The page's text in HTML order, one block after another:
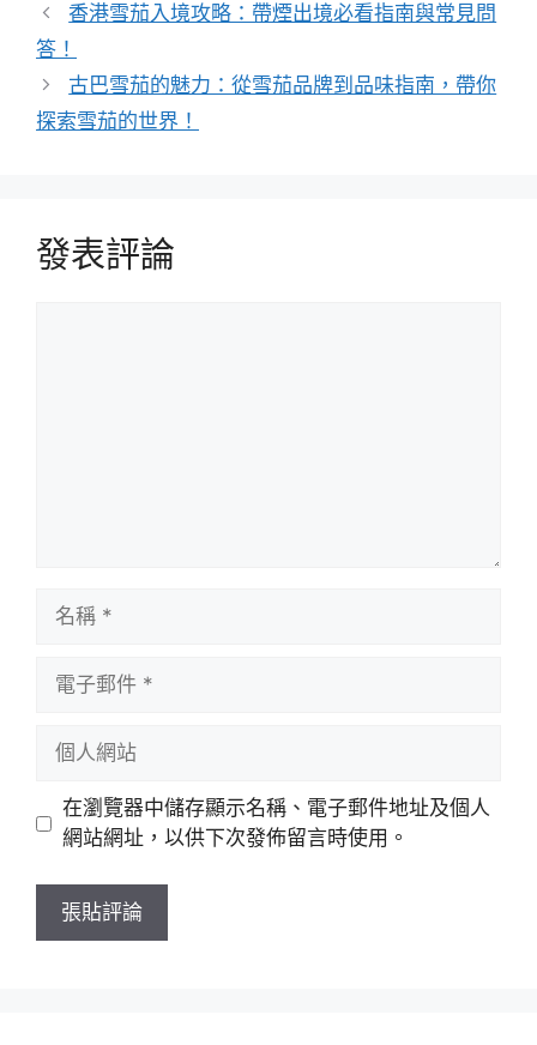
香港雪茄入境攻略：帶煙出境必看指南與常見問
答！
古巴雪茄的魅力：從雪茄品牌到品味指南，帶你
探索雪茄的世界！
發表評論
站
在瀏覽器中儲存顯示名稱、電子郵件地址及個人
網站網址，以供下次發佈留言時使用。